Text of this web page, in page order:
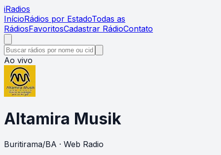
iRadios
InícioRádios por EstadoTodas as
RádiosFavoritosCadastrar RádioContato
Ao vivo
Altamira Musik
Buritirama/BA · Web Radio